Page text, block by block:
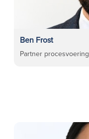
Ben Frost
Partner procesvoering